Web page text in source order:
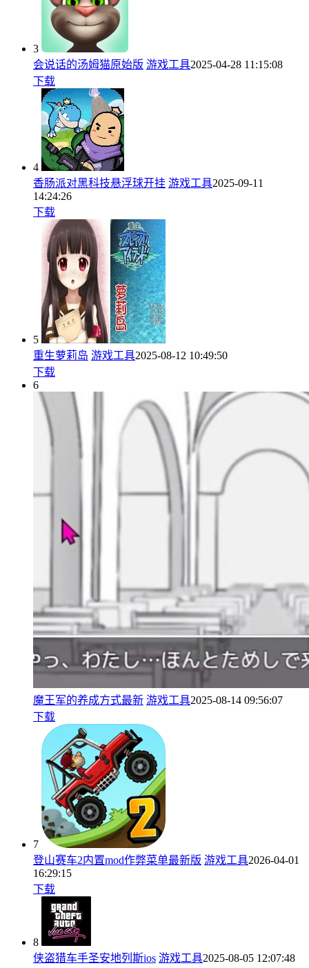
3
会说话的汤姆猫原始版 游戏工具2025-04-28 11:15:08
下载
4
香肠派对黑科技悬浮球开挂 游戏工具2025-09-11
14:24:26
下载
5
重生萝莉岛 游戏工具2025-08-12 10:49:50
下载
6
魔王军的养成方式最新 游戏工具2025-08-14 09:56:07
下载
7
登山赛车2内置mod作弊菜单最新版 游戏工具2026-04-01
16:29:15
下载
8
侠盗猎车手圣安地列斯ios 游戏工具2025-08-05 12:07:48